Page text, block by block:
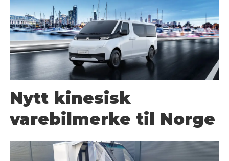
Nytt kinesisk
varebilmerke til Norge